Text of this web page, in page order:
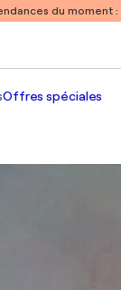
du moment :
Offres spéciales